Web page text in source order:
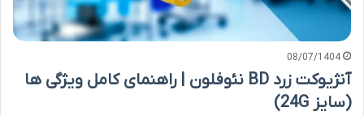
08/07/1404
آنژیوکت زرد BD نئوفلون | راهنمای کامل ویژگی ها
(سایز 24G)